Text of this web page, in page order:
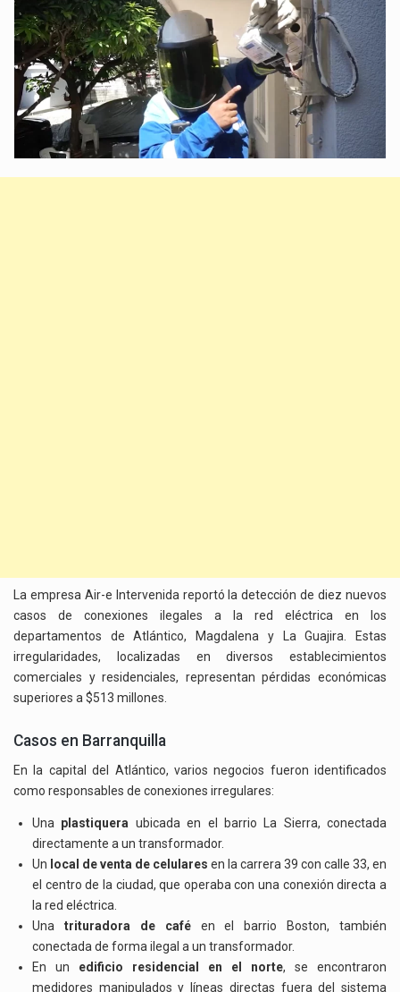
La empresa Air-e Intervenida reportó la detección de diez nuevos
casos de conexiones ilegales a la red eléctrica en los
departamentos de Atlántico, Magdalena y La Guajira. Estas
irregularidades, localizadas en diversos establecimientos
comerciales y residenciales, representan pérdidas económicas
superiores a $513 millones.
Casos en Barranquilla
En la capital del Atlántico, varios negocios fueron identificados
como responsables de conexiones irregulares:
Una plastiquera ubicada en el barrio La Sierra, conectada
directamente a un transformador.
Un local de venta de celulares en la carrera 39 con calle 33, en
el centro de la ciudad, que operaba con una conexión directa a
la red eléctrica.
Una trituradora de caféen el barrio Boston, también
conectada de forma ilegal a un transformador.
En un edificio residencial en el norte, se encontraron
medidores manipulados y líneas directas fuera del sistema